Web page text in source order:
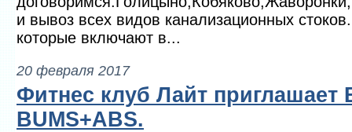
и вывоз всех видов канализационных
которые включают в...
20 февраля 2017
Фитнес клуб Лайт приглашает
BUMS+ABS.